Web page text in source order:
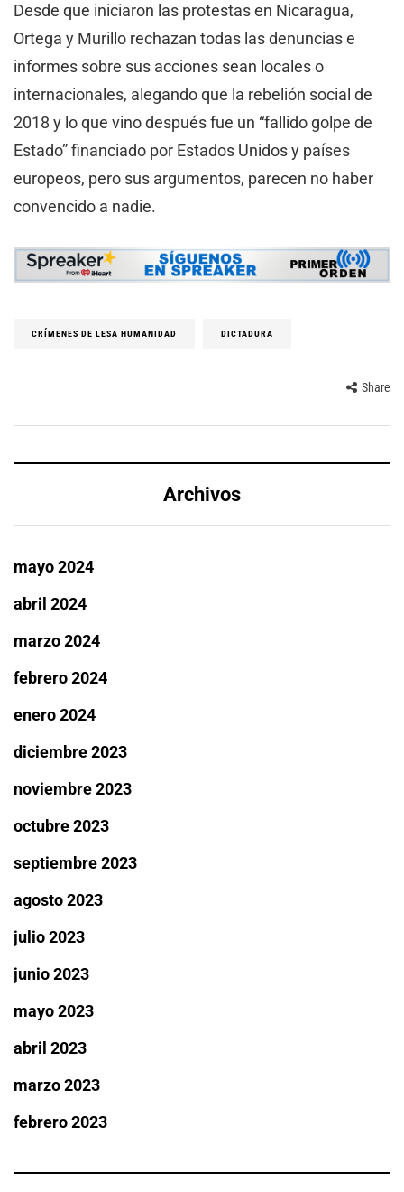
Desde que iniciaron las protestas en Nicaragua,
Ortega y Murillo rechazan todas las denuncias e
informes sobre sus acciones sean locales o
internacionales, alegando que la rebelión social de
2018 y lo que vino después fue un “fallido golpe de
Estado” financiado por Estados Unidos y países
europeos, pero sus argumentos, parecen no haber
convencido a nadie.
CRÍMENES DE LESA HUMANIDAD DICTADURA
Share
Archivos
mayo 2024
abril 2024
marzo 2024
febrero 2024
enero 2024
diciembre 2023
noviembre 2023
octubre 2023
septiembre 2023
agosto 2023
julio 2023
junio 2023
mayo 2023
abril 2023
marzo 2023
febrero 2023